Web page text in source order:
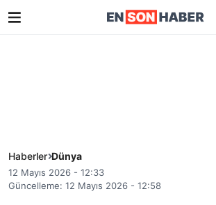
Haberler Dünya
12 Mayıs 2026 - 12:33
Güncelleme: 12 Mayıs 2026 - 12:58